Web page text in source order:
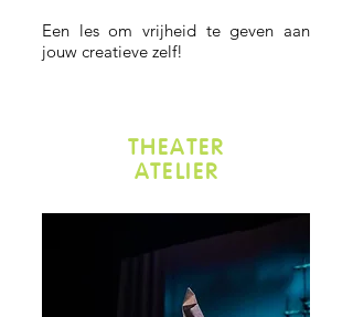
Een les om vrijheid te geven aan
jouw creatieve zelf!
THEATER
ATELIER